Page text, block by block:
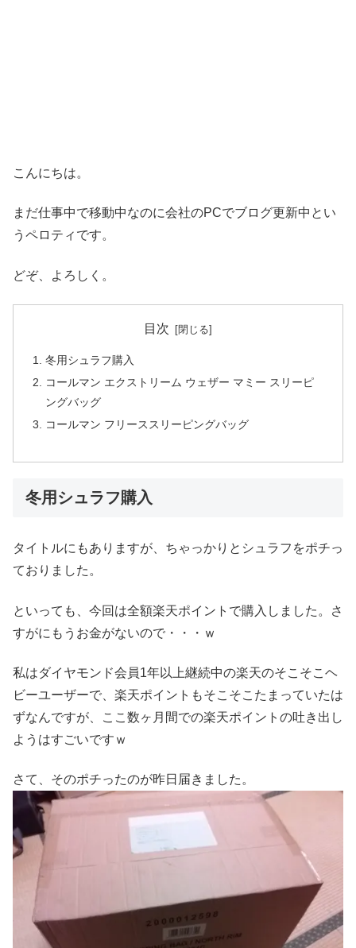
こんにちは。
まだ仕事中で移動中なのに会社のPCでブログ更新中とい
うペロティです。
どぞ、よろしく。
目次
冬用シュラフ購入
コールマン エクストリーム ウェザー マミー スリーピ
ングバッグ
コールマン フリーススリーピングバッグ
冬用シュラフ購入
タイトルにもありますが、ちゃっかりとシュラフをポチっ
ておりました。
といっても、今回は全額楽天ポイントで購入しました。さ
すがにもうお金がないので・・・ｗ
私はダイヤモンド会員1年以上継続中の楽天のそこそこヘ
ビーユーザーで、楽天ポイントもそこそこたまっていたは
ずなんですが、ここ数ヶ月間での楽天ポイントの吐き出し
ようはすごいですｗ
さて、そのポチったのが昨日届きました。